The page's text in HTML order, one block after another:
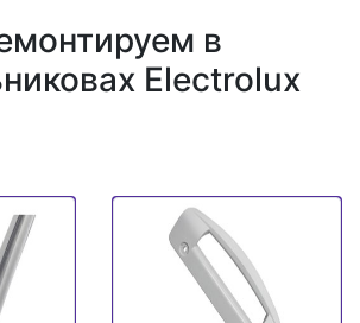
в
Electrolux